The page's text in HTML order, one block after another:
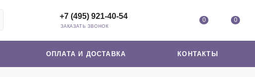
0 0
+7 (495) 921-40-54
ЗАКАЗАТЬ ЗВОНОК
ОПЛАТА И ДОСТАВКА КОНТАКТЫ